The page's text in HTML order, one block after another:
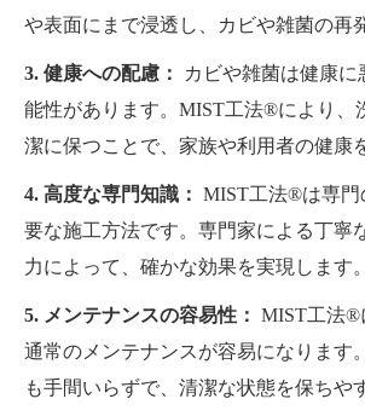
や表面にまで浸透し、カビや雑菌の再
3. 健康への配慮：
カビや雑菌は健康
能性があります。MIST工法®により、
潔に保つことで、家族や利用者の健康
4. 高度な専門知識： MIST工法®は専
要な施工方法です。専門家による丁寧
力によって、確かな効果を実現します。
5. メンテナンスの容易性： MIST工法®
通常のメンテナンスが容易になります
も手間いらずで、清潔な状態を保ちや